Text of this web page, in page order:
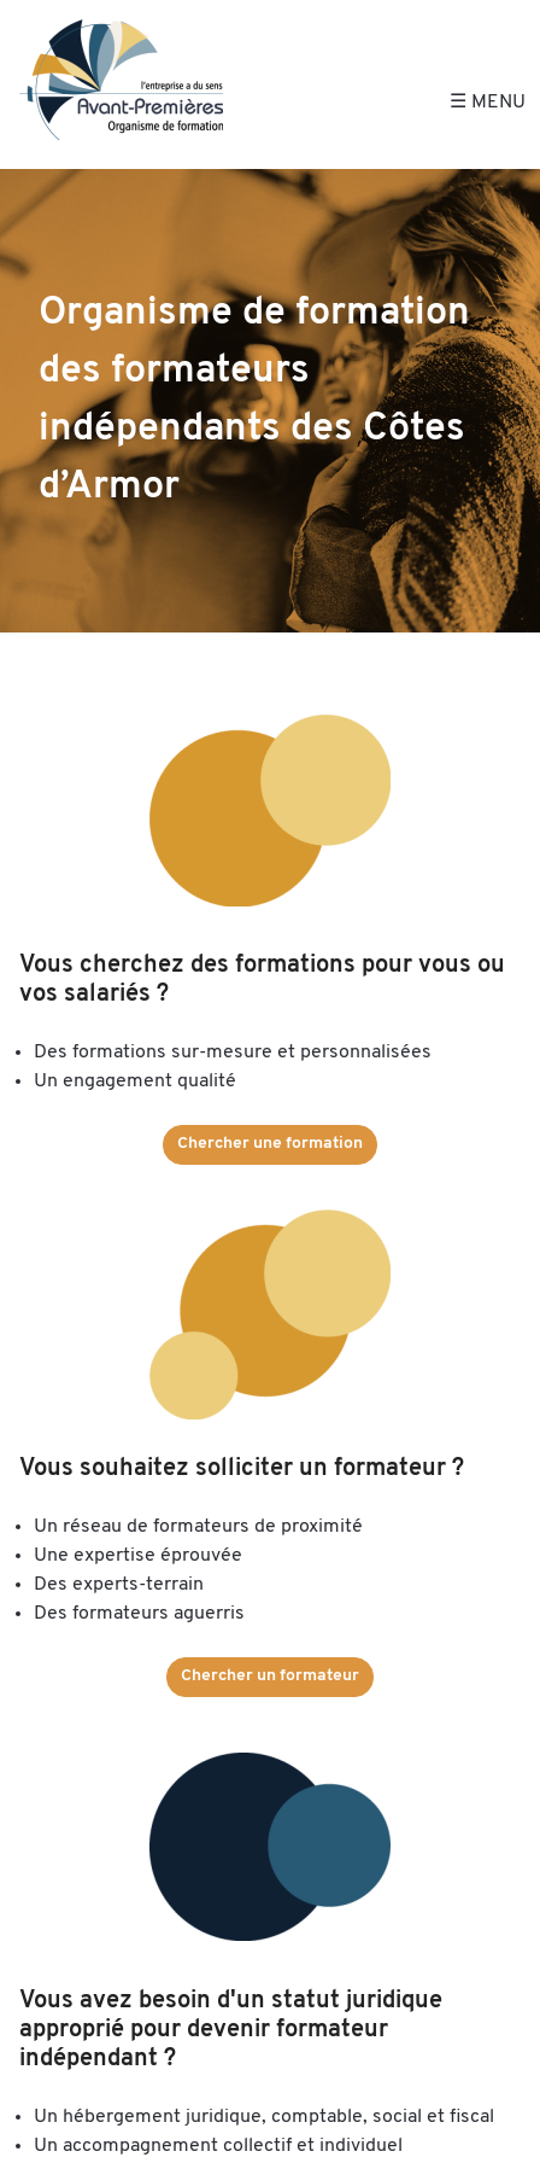
☰ MENU
Avant-Premières, Organisme
Organisme de formation
des formateurs
indépendants des Côtes
d’Armor
Vous cherchez des formations pour vous ou
vos salariés ?
Des formations sur-mesure et personnalisées
Un engagement qualité
Chercher une formation
Vous souhaitez solliciter un formateur ?
Un réseau de formateurs de proximité
Une expertise éprouvée
Des experts-terrain
Des formateurs aguerris
Chercher un formateur
Vous avez besoin d'un statut juridique
approprié pour devenir formateur
indépendant ?
Un hébergement juridique, comptable, social et fiscal
Un accompagnement collectif et individuel